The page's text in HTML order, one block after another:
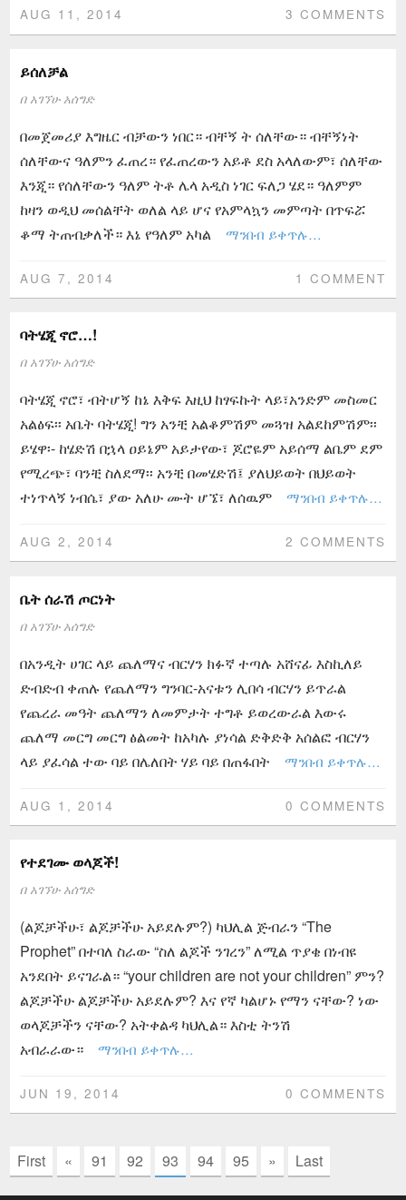
AUG 11, 2014 3 COMMENTS
ይሰለቻል
በ አገኘሁ አሰግድ
በመጀመሪያ እግዜር ብቻውን ነበር። ብቸኝ ት ሰለቸው። ብቸኝነት
ሰለቸውና ዓለምን ፈጠረ። የፈጠረውን አይቶ ደስ አላለውም፣ ሰለቸው
እንጂ። የሰለቸውን ዓለም ትቶ ሌላ አዲስ ነገር ፍለጋ ሄደ። ዓለምም
ከዛን ወዲህ መሰልቸት ወለል ላይ ሆና የአምላኳን መምጣት በጥፍሯ
ቆማ ትጠብቃለች። እኔ የዓለም አካል
ማንበብ ይቀጥሉ…
AUG 7, 2014 1 COMMENT
ባትሄጂ ኖሮ…!
በ አገኘሁ አሰግድ
ባትሄጂ ኖሮ፣ ብትሆኝ ከኔ እቅፍ እዚህ ከፃፍኩት ላይ፣አንድም መስመር
አልፅፍ፡፡ አቤት ባትሄጂ! ግን አንቺ አልቆምሽም መጓዝ አልደከምሽም፡፡
ይሄዋ፡- ከሄድሽ በኋላ ዐይኔም አይታየው፣ ጆሮዬም አይሰማ ልቤም ደም
የሚረጭ፣ ባንቺ ስለደማ፡፡ አንቺ በመሄድሽ፤ ያለህይወት በህይወት
ተነጥላኝ ነብሴ፣ ያው አለሁ ሙት ሆኜ፣ ለሰዉም
ማንበብ ይቀጥሉ…
AUG 2, 2014 2 COMMENTS
ቤት ሰራሽ ጦርነት
በ አገኘሁ አሰግድ
በአንዲት ሀገር ላይ ጨለማና ብርሃን ክፉኛ ተጣሉ አሸናፊ እስኪለይ
ድብድብ ቀጠሉ የጨለማን ግንባር-አናቱን ሊበሳ ብርሃን ይጥራል
የጨረራ መዓት ጨለማን ለመምታት ተግቶ ይወረውራል እውሩ
ጨለማ መርግ መርግ ፅልመት ከአካሉ ያነሳል ድቅድቅ አሰልፎ ብርሃን
ላይ ያፈሳል ተው ባይ በሌለበት ሃይ ባይ በጠፋበት
ማንበብ ይቀጥሉ…
AUG 1, 2014 0 COMMENTS
የተደገሙ ወላጆች!
በ አገኘሁ አሰግድ
(ልጆቻችሁ፣ ልጆቻችሁ አይደሉም?) ካህሊል ጅብራን “The
Prophet” በተባለ ስራው “ስለ ልጆች ንገረን” ለሚል ጥያቄ በነብዩ
አንደበት ይናገራል። “your children are not your children” ምን?
ልጆቻችሁ ልጆቻችሁ አይደሉም? እና የኛ ካልሆኑ የማን ናቸው? ነው
ወላጆቻችን ናቸው? አትቀልዳ ካህሊል። እስቲ ትንሽ
አብራራው።
ማንበብ ይቀጥሉ…
JUN 19, 2014 0 COMMENTS
First « 91 92 93 94 95 » Last